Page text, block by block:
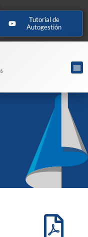
Tutorial de
Autogestión